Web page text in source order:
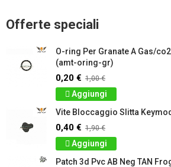
Offerte speciali
O-ring Per Granate A Gas/
(amt-oring-gr)
0,20 € 1,00 €
Aggiungi
Vite Bloccaggio Slitta
0,40 € 1,90 €
Aggiungi
Patch 3d Pvc AB Neg TAN